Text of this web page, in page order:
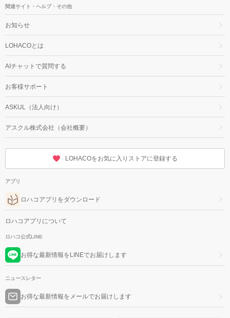
関連サイト・ヘルプ・その他
お知らせ
LOHACOとは
AIチャットで質問する
お客様サポート
ASKUL（法人向け）
アスクル株式会社（会社概要）
LOHACOをお気に入りストアに登録する
アプリ
ロハコアプリをダウンロード
ロハコアプリについて
ロハコ公式LINE
お得な最新情報をLINEでお届けします
ニュースレター
お得な最新情報をメールでお届けします